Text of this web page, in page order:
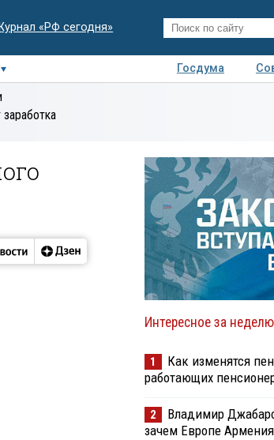
«РФ сегодня»
Госдума
экспертиза
Интересное за неделю
1
Как изменятся
работающих
2
Владимир
зачем Европе Армения